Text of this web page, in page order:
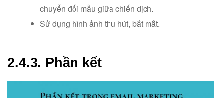
chuyển đổi mẫu giữa chiến dịch.
Sử dụng hình ảnh thu hút, bắt mắt.
2.4.3. Phần kết